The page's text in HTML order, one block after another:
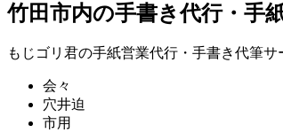
竹田市内の手書き代行・手
もじゴリ君の手紙営業代行・手書き代筆
会々
穴井迫
市用